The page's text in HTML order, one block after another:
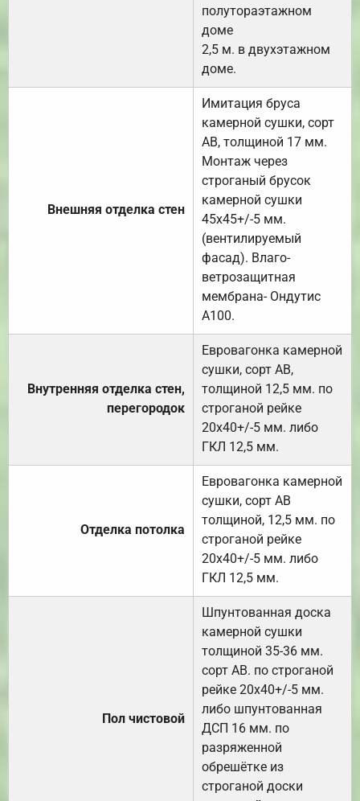
полутораэтажном
доме
2,5 м. в двухэтажном
доме.
Внешняя отделка стен
Имитация бруса
камерной сушки, сорт
АВ, толщиной 17 мм.
Монтаж через
строганый брусок
камерной сушки
45х45+/-5 мм.
(вентилируемый
фасад). Влаго-
ветрозащитная
мембрана- Ондутис
А100.
Внутренняя отделка стен,
перегородок
Евровагонка камерной
сушки, сорт АВ,
толщиной 12,5 мм. по
строганой рейке
20х40+/-5 мм. либо
ГКЛ 12,5 мм.
Отделка потолка
Евровагонка камерной
сушки, сорт АВ
толщиной, 12,5 мм. по
строганой рейке
20х40+/-5 мм. либо
ГКЛ 12,5 мм.
Пол чистовой
Шпунтованная доска
камерной сушки
толщиной 35-36 мм.
сорт АВ. по строганой
рейке 20х40+/-5 мм.
либо шпунтованная
ДСП 16 мм. по
разряженной
обрешётке из
строганой доски